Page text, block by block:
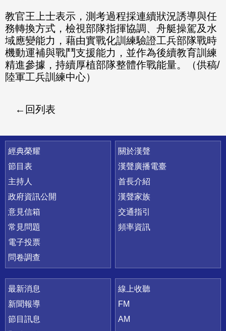
教官王上士表示，測考過程採連續狀況誘導與任
務轉換方式，檢視部隊指揮協調、舟艇操駕及水
域應變能力，藉由實戰化訓練驗證工兵部隊戰時
機動運補與戰鬥支援能力，並作為後續教育訓練
精進參據，持續厚植部隊整體作戰能量。（供稿/
陸軍工兵訓練中心）
回列表
快速連結
經典榮耀
節目表
主持人
政府資訊公開
意見信箱
常見問題
電子投票
問卷調查
關於漢聲
漢聲廣播電臺
首長介紹
漢聲家族
交通指引
頻率資訊
最新消息
新聞報導
節目訊息
線上收聽
FM
AM